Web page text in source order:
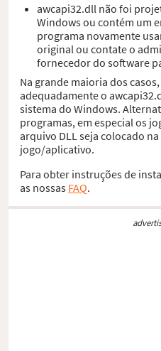
awcapi32.dll não foi
Windows ou contém um
programa novamente
original ou contate o
fornecedor do software
Na grande maioria dos
adequadamente o
sistema do Windows.
programas, em especial os
arquivo DLL seja colocado
jogo/aplicativo.
Para obter instruções de
as nossas FAQ.